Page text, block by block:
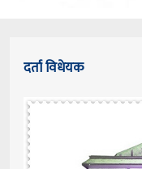
दर्ता विधेयक